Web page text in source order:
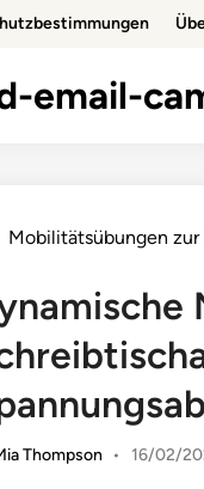
email-
Mobilitätsübungen
Thompson • 16/02/